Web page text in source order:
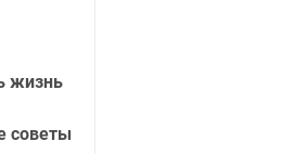
жизнь
советы